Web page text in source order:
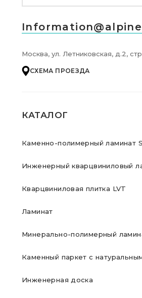
КАТАЛОГ
Каменно-полимерный ламинат
Инженерный кварцвиниловый
Кварцвиниловая плитка LVT
Ламинат
Минерально-полимерный
Каменный паркет с
Инженерная доска
Москва, ул. Летниковская, д.2,
СХЕМА ПРОЕЗДА